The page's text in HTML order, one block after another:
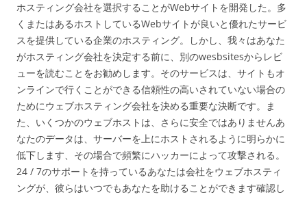
ホスティング会社を選択することがWebサイトを開発した。多
くまたはあるホストしているWebサイトが良いと優れたサービ
スを提供している企業のホスティング。しかし、我々はあなた
がホスティング会社を決定する前に、別のwesbsitesからレビ
ューを読むことをお勧めします。そのサービスは、サイトもオ
ンラインで行くことができる信頼性の高いされていない場合の
ためにウェブホスティング会社を決める重要な決断です。ま
た、いくつかのウェブホストは、さらに安全ではありませんあ
なたのデータは、サーバーを上にホストされるように明らかに
低下します、その場合で頻繁にハッカーによって攻撃される。
24 / 7のサポートを持っているあなたは会社をウェブホスティ
ングが、彼らはいつでもあなたを助けることができます確認し